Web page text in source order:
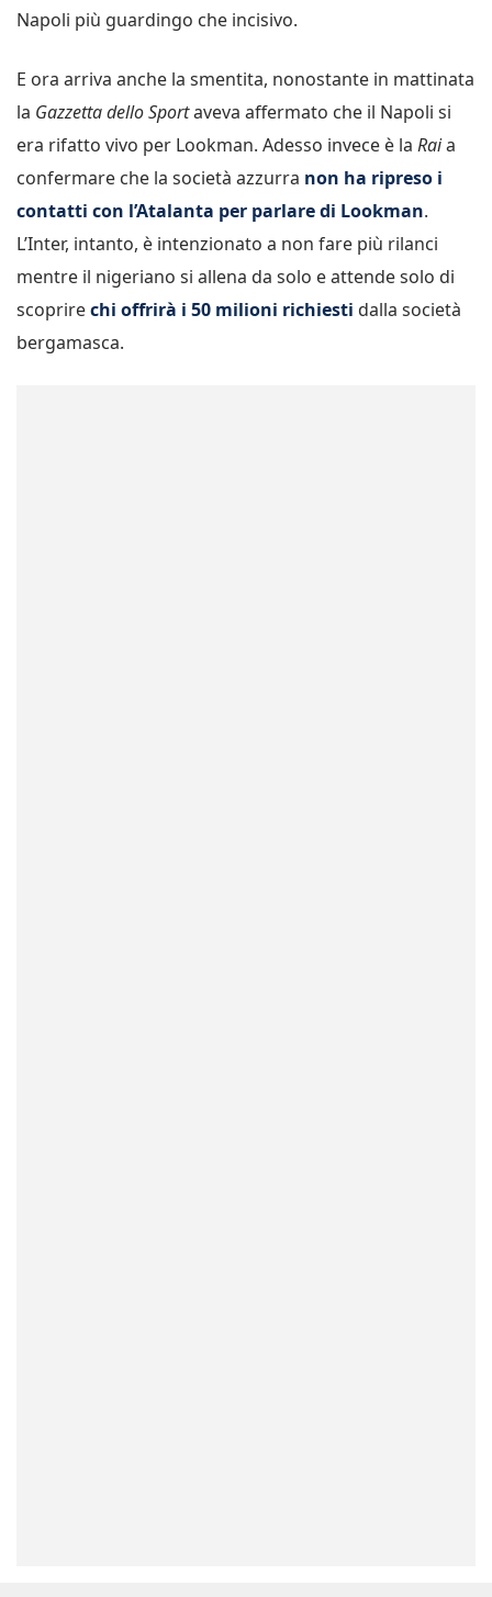
Napoli più guardingo che incisivo.
E ora arriva anche la smentita, nonostante in mattinata
la Gazzetta dello Sportaveva affermato che il Napoli si
era rifatto vivo per Lookman. Adesso invece è la Raia
confermare che la società azzurra non ha ripreso i
contatti con l’Atalanta per parlare di Lookman.
L’Inter, intanto, è intenzionato a non fare più rilanci
mentre il nigeriano si allena da solo e attende solo di
scoprirechi offrirà i 50 milioni richiesti dalla società
bergamasca.